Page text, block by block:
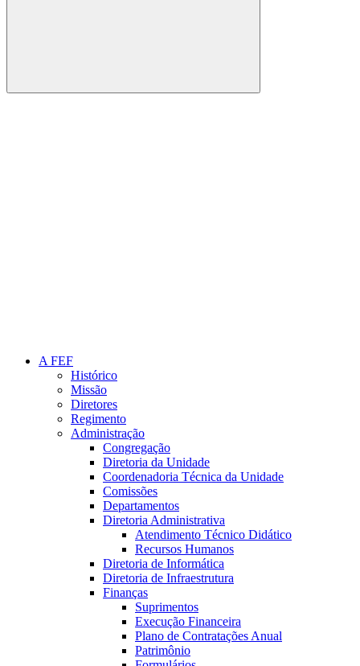
Buscar
A FEF
Histórico
Missão
Diretores
Regimento
Administração
Congregação
Diretoria da Unidade
Coordenadoria Técnica da Unidade
Comissões
Departamentos
Diretoria Administrativa
Atendimento Técnico Didático
Recursos Humanos
Diretoria de Informática
Diretoria de Infraestrutura
Finanças
Suprimentos
Execução Financeira
Plano de Contratações Anual
Patrimônio